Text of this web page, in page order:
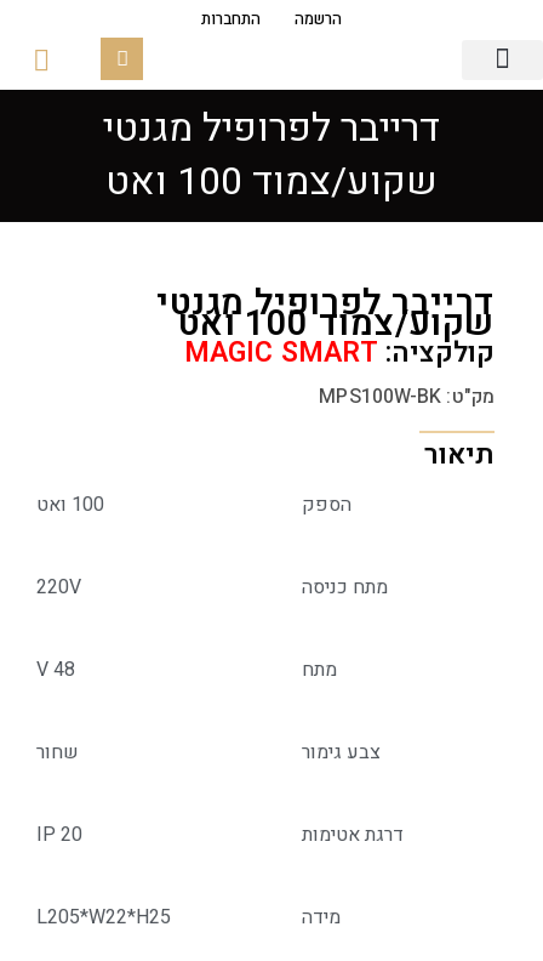
הרשמה התחברות
דרייבר לפרופיל מגנטי
שקוע/צמוד 100 ואט
דרייבר לפרופיל מגנטי
שקוע/צמוד 100 ואט
קולקציה: MAGIC SMART
מק"ט: MPS100W-BK
תיאור
הספק 100 ואט
מתח כניסה 220V
מתח 48 V
צבע גימור שחור
דרגת אטימות IP 20
מידה L205*W22*H25